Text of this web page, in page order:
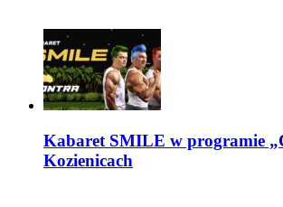
Kabaret SMILE w programie
Kozienicach